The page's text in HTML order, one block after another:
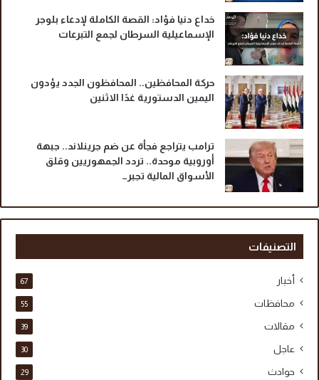
خداع دنيا فؤاد: القصة الكاملة لإدعاء بلوجر
الإسماعيلية السرطان لجمع التبرعات
حركة المحافظين.. المحافظون الجدد يؤدون
اليمين الدستورية غدًا الاثنين
ترامب يتراجع فجأة عن ضم جرينلاند.. جبهة
أوروبية موحدة.. تردد الجمهوريين وقلق
الأسواق المالية تجبر…
التصنيفات
أخبار 67
محافظات 55
مقالات 39
عاجل 30
حوادث 29